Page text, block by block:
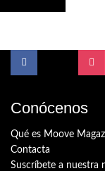
Conócenos
Qué es Moove
Contacta
Suscríbete a nuestra